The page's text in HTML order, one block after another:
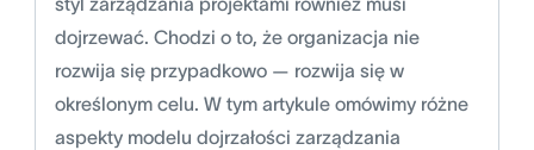
dojrzewać. Chodzi o to, że organizacja nie
rozwija się przypadkowo — rozwija się w
określonym celu. W tym artykule omówimy różne
aspekty modelu dojrzałości zarządzania